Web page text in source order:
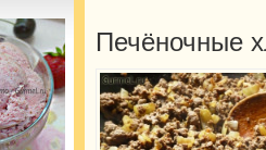
Печёночные